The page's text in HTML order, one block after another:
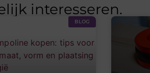
interesseren.
BLOG